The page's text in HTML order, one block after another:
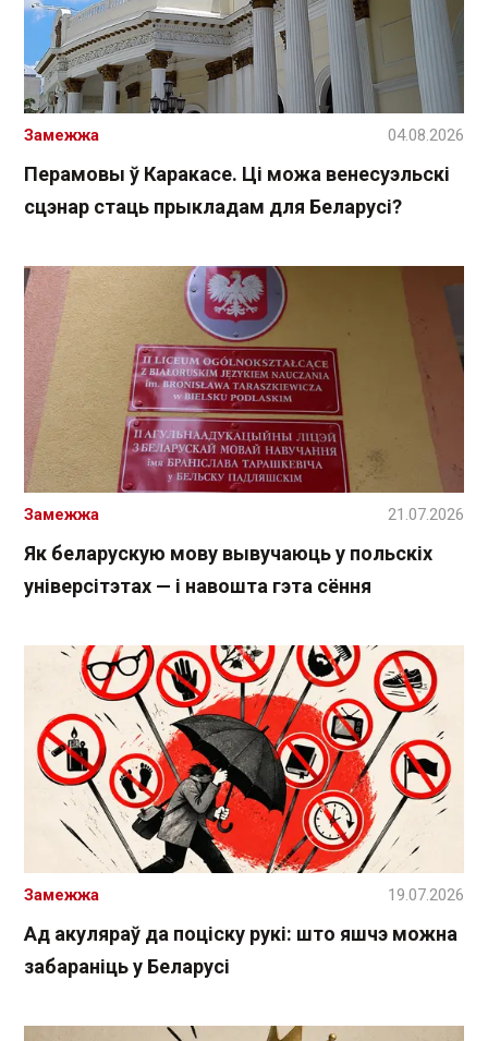
Перамовы ў Каракасе. Ці можа венесуэльскі
сцэнар стаць прыкладам для Беларусі?
Замежжа 04.08.2026
Як беларускую мову вывучаюць у польскіх
універсітэтах — і навошта гэта сёння
Замежжа 21.07.2026
Ад акуляраў да поціску рукі: што яшчэ можна
забараніць у Беларусі
Замежжа 19.07.2026